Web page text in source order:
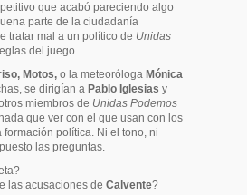
que acabó pareciendo algo
parte de la ciudadanía
tratar mal a un político de Unidas
del juego.
Motos, o la meteoróloga Mónica
se dirigían a Pablo Iglesias y
miembros de Unidas Podemos
que ver con el que usan con los
política. Ni el tono, ni
las preguntas.
las acusaciones de Calvente?